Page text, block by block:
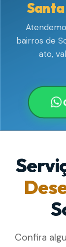
bairros de
ato,
Confira